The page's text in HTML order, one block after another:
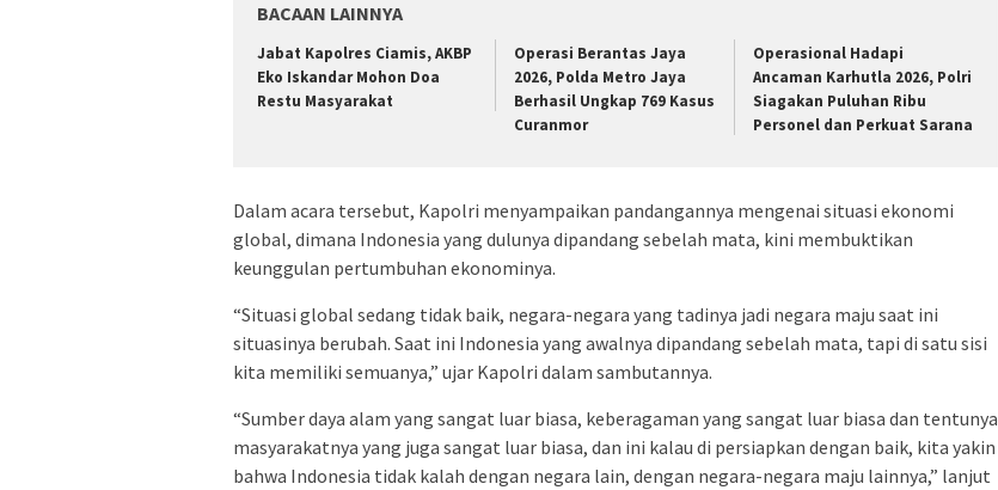
BACAAN LAINNYA
Jabat Kapolres Ciamis, AKBP
Eko Iskandar Mohon Doa
Restu Masyarakat
Operasi Berantas Jaya
2026, Polda Metro Jaya
Berhasil Ungkap 769 Kasus
Curanmor
Operasional Hadapi
Ancaman Karhutla 2026, Polri
Siagakan Puluhan Ribu
Personel dan Perkuat Sarana
Dalam acara tersebut, Kapolri menyampaikan pandangannya mengenai situasi ekonomi
global, dimana Indonesia yang dulunya dipandang sebelah mata, kini membuktikan
keunggulan pertumbuhan ekonominya.
“Situasi global sedang tidak baik, negara-negara yang tadinya jadi negara maju saat ini
situasinya berubah. Saat ini Indonesia yang awalnya dipandang sebelah mata, tapi di satu sisi
kita memiliki semuanya,” ujar Kapolri dalam sambutannya.
“Sumber daya alam yang sangat luar biasa, keberagaman yang sangat luar biasa dan tentunya
masyarakatnya yang juga sangat luar biasa, dan ini kalau di persiapkan dengan baik, kita yakin
bahwa Indonesia tidak kalah dengan negara lain, dengan negara-negara maju lainnya,” lanjut